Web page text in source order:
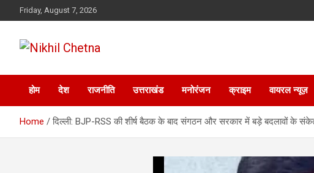
to
Friday, August 7, 2026
Nikhil Chetna
होम देश राजनीति उत्तराखंड मनोरंजन क्राइम वायरल न्यूज़
Home दिल्ली: BJP-RSS की शीर्ष बैठक के बाद संगठन और सरकार में बड़े बदलावों के